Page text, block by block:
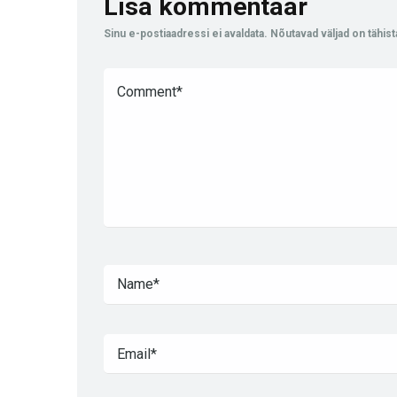
Lisa kommentaar
Sinu e-postiaadressi ei avaldata. Nõutavad väljad on